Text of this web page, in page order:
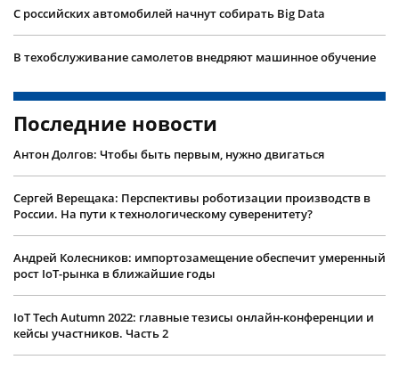
С российских автомобилей начнут собирать Big Data
В техобслуживание самолетов внедряют машинное обучение
Последние новости
Антон Долгов: Чтобы быть первым, нужно двигаться
Сергей Верещака: Перспективы роботизации производств в
России. На пути к технологическому суверенитету?
Андрей Колесников: импортозамещение обеспечит умеренный
рост IoT-рынка в ближайшие годы
IoT Tech Autumn 2022: главные тезисы онлайн-конференции и
кейсы участников. Часть 2